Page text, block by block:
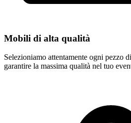
Mobili di alta qualità
Selezioniamo attentamente ogni pezzo
garantire la massima qualità nel tuo